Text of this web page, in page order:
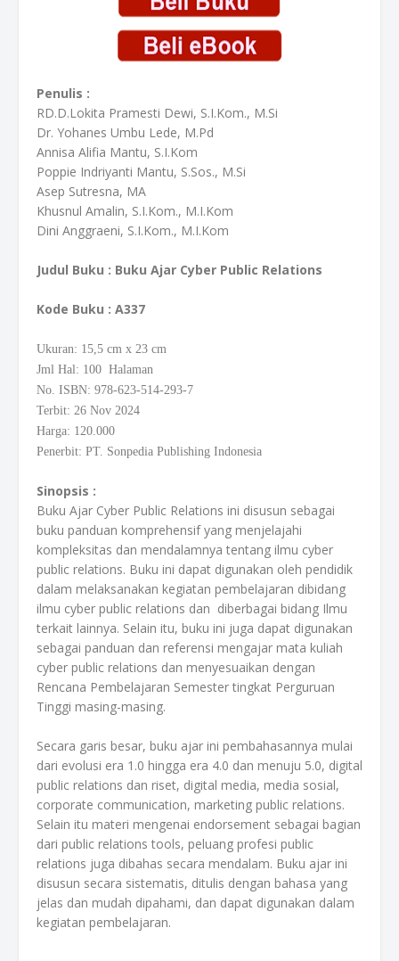
Penulis :
RD.D.Lokita Pramesti Dewi, S.I.Kom., M.Si
Dr. Yohanes Umbu Lede, M.Pd
Annisa Alifia Mantu, S.I.Kom
Poppie Indriyanti Mantu, S.Sos., M.Si
Asep Sutresna, MA
Khusnul Amalin, S.I.Kom., M.I.Kom
Dini Anggraeni, S.I.Kom., M.I.Kom
Judul Buku : Buku Ajar Cyber Public Relations
Kode Buku : A337
Ukuran: 15,5 cm x 23 cm
Jml Hal: 100 Halaman
No. ISBN: 978-623-514-293-7
Terbit: 26 Nov 2024
Harga: 120.000
Penerbit: PT. Sonpedia Publishing Indonesia
Sinopsis :
Buku Ajar Cyber Public Relations ini disusun sebagai
buku panduan komprehensif yang menjelajahi
kompleksitas dan mendalamnya tentang ilmu cyber
public relations. Buku ini dapat digunakan oleh pendidik
dalam melaksanakan kegiatan pembelajaran dibidang
ilmu cyber public relations dan diberbagai bidang Ilmu
terkait lainnya. Selain itu, buku ini juga dapat digunakan
sebagai panduan dan referensi mengajar mata kuliah
cyber public relations dan menyesuaikan dengan
Rencana Pembelajaran Semester tingkat Perguruan
Tinggi masing-masing.
Secara garis besar, buku ajar ini pembahasannya mulai
dari evolusi era 1.0 hingga era 4.0 dan menuju 5.0, digital
public relations dan riset, digital media, media sosial,
corporate communication, marketing public relations.
Selain itu materi mengenai endorsement sebagai bagian
dari public relations tools, peluang profesi public
relations juga dibahas secara mendalam. Buku ajar ini
disusun secara sistematis, ditulis dengan bahasa yang
jelas dan mudah dipahami, dan dapat digunakan dalam
kegiatan pembelajaran.